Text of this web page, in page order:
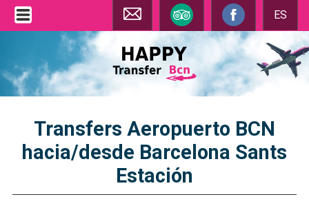
ES
Transfers Aeropuerto BCN
hacia/desde Barcelona Sants
Estación